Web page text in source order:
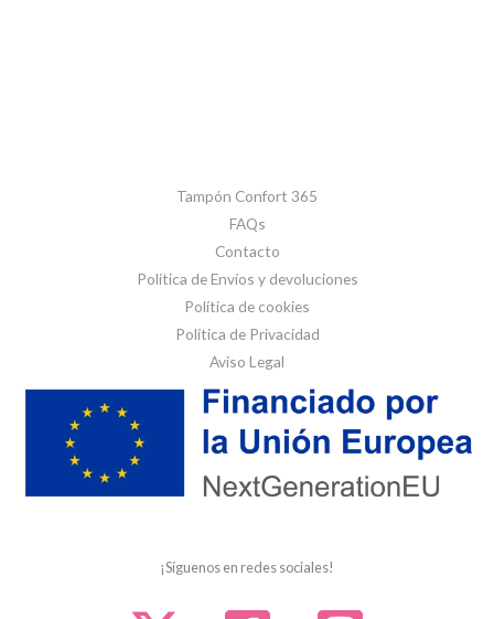
Tampón Confort 365
FAQs
Contacto
Política de Envíos y devoluciones
Política de cookies
Política de Privacidad
Aviso Legal
¡Síguenos en redes sociales!